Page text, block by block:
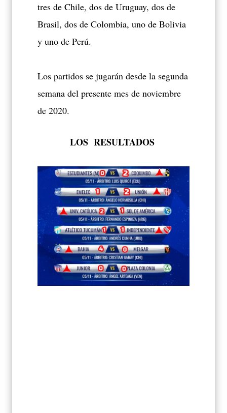
tres de Chile, dos de Uruguay, dos de
Brasil, dos de Colombia, uno de Bolivia
y uno de Perú.
Los partidos se jugarán desde la segunda
semana del presente mes de noviembre
de 2020.
LOS RESULTADOS